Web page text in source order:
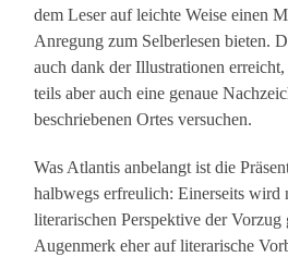
dem Leser auf leichte Weise einen
Anregung zum Selberlesen bieten.
auch dank der Illustrationen
teils aber auch eine genaue
beschriebenen Ortes versuchen.
Was Atlantis anbelangt ist die
halbwegs erfreulich: Einerseits wird
literarischen Perspektive der Vorzug
Augenmerk eher auf literarische